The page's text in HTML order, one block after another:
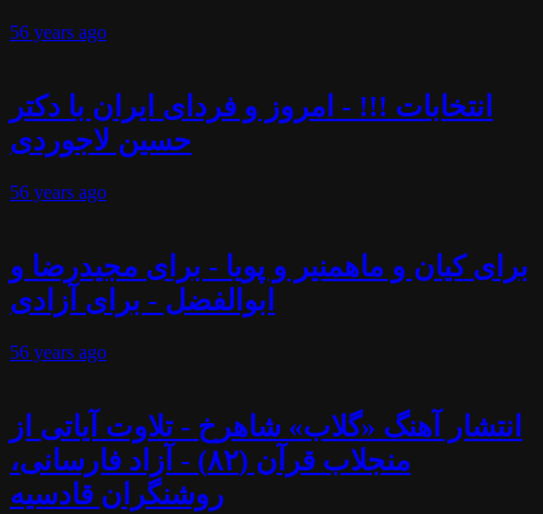
56 years ago
انتخابات !!! - امروز و فردای ایران با دکتر
حسین لاجوردی
56 years ago
برای کیان و ماهمنیر و پویا - برای مجیدرضا و
ابوالفضل - برای آزادی
56 years ago
انتشار آهنگ «گلاب» شاهرخ - تلاوت آیاتی از
منجلاب قرآن (۸۲) - آزاد فارسانی،
روشنگران قادسیه